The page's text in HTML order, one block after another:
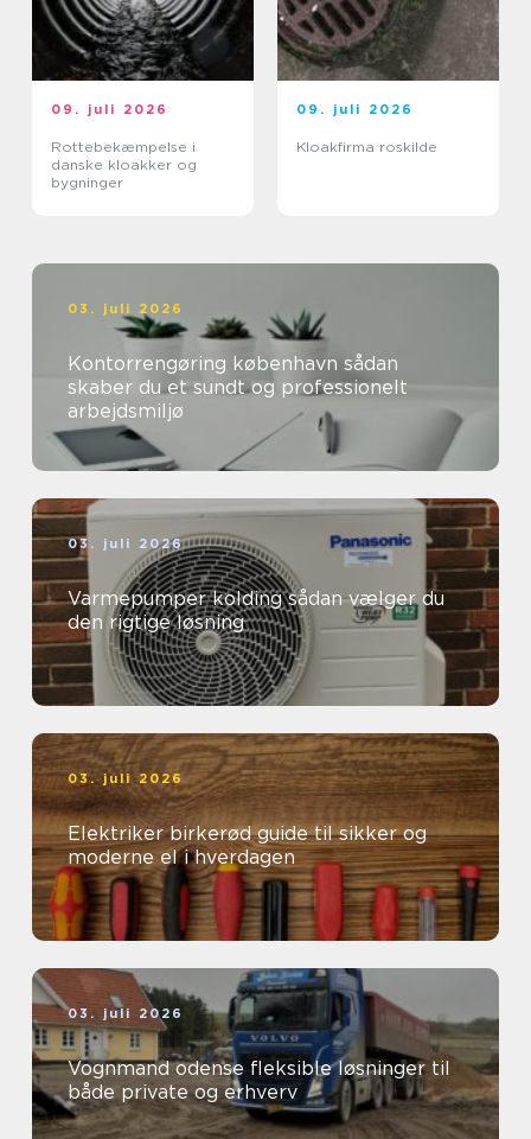
09. juli 2026
Rottebekæmpelse i
danske kloakker og
bygninger
09. juli 2026
Kloakfirma roskilde
03. juli 2026
Kontorrengøring københavn sådan
skaber du et sundt og professionelt
arbejdsmiljø
03. juli 2026
Varmepumper kolding sådan vælger du
den rigtige løsning
03. juli 2026
Elektriker birkerød guide til sikker og
moderne el i hverdagen
03. juli 2026
Vognmand odense fleksible løsninger til
både private og erhverv